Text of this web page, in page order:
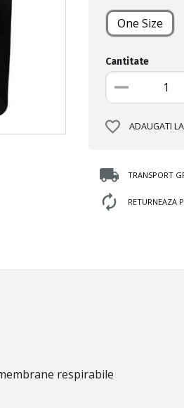
One Size
Cantitate
ADAUGATI
TRANSPORT
RETURNEAZA
respirabile